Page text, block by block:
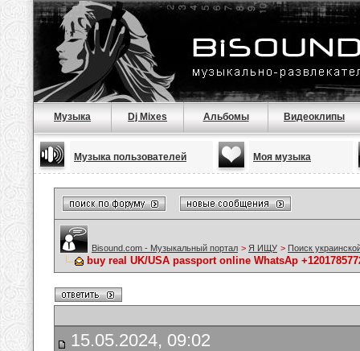
Музыка Dj Mixes Альбомы Видеоклипы
Музыка пользователей Моя музыка
Bisound.com - Музыкальный портал > Я ИЩУ > Поиск
buy real UK/USA passport online WhatsAp
15.05.2024, 09:02